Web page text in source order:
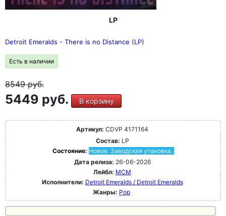
LP
Detroit Emeralds - There is no Distance (LP)
Есть в наличии
8549руб.
5449 руб. В корзину
Артикул: CDVP 4171164
Состав: LP
Состояние: Новое. Заводская упаковка.
Дата релиза: 26-06-2026
Лейбл: MCM
Исполнители: Detroit Emeralds / Detroit Emeralds
Жанры: Pop